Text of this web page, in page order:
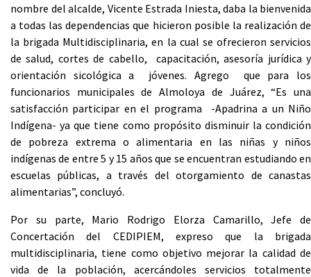
nombre del alcalde, Vicente Estrada Iniesta, daba la bienvenida
a todas las dependencias que hicieron posible la realización de
la brigada Multidisciplinaria, en la cual se ofrecieron servicios
de salud, cortes de cabello, capacitación, asesoría jurídica y
orientación sicológica a jóvenes. Agrego que para los
funcionarios municipales de Almoloya de Juárez, “Es una
satisfacción participar en el programa -Apadrina a un Niño
Indígena- ya que tiene como propósito disminuir la condición
de pobreza extrema o alimentaria en las niñas y niños
indígenas de entre 5 y 15 años que se encuentran estudiando en
escuelas públicas, a través del otorgamiento de canastas
alimentarias”, concluyó.
Por su parte, Mario Rodrigo Elorza Camarillo, Jefe de
Concertación del CEDIPIEM, expreso que la brigada
multidisciplinaria, tiene como objetivo mejorar la calidad de
vida de la población, acercándoles servicios totalmente